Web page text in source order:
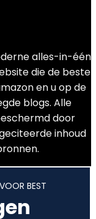
alles-in-één
die de beste
en u op de
blogs. Alle
door
inhoud
BEST